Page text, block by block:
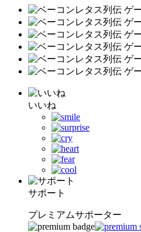
いいね
サポート
プレミアムサポーター